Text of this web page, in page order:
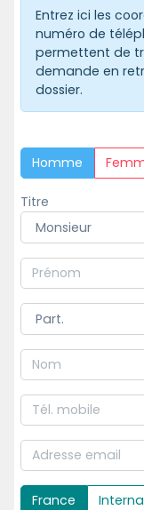
Entrez ici les
numéro de
permettent de
demande en
dossier.
Homme
Titre
France